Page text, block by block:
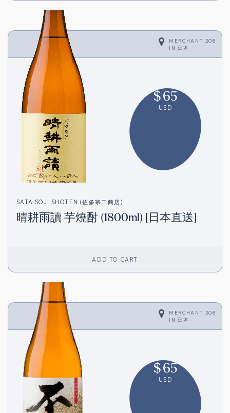
MERCHANT 208
IN 日本
$65
USD
SATA SOJI SHOTEN (佐多宗二商店)
晴耕雨讀 芋燒酎 (1800ml) [日本直送]
ADD TO CART
MERCHANT 208
IN 日本
$65
USD